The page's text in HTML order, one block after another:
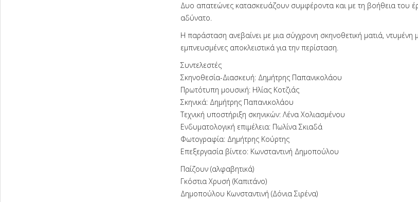
Δυο απατεώνες κατασκευάζουν συμφέροντα και με τη βοήθεια του
αδύνατο.
Η παράσταση ανεβαίνει με μια σύγχρονη σκηνοθετική ματιά, ντυμένη
εμπνευσμένες αποκλειστικά για την περίσταση.
Συντελεστές
Σκηνοθεσία-Διασκευή: Δημήτρης Παπανικολάου
Πρωτότυπη μουσική: Ηλίας Κοτζιάς
Σκηνικά: Δημήτρης Παπανικολάου
Τεχνική υποστήριξη σκηνικών: Λένα Χολιασμένου
Ενδυματολογική επιμέλεια: Πωλίνα Σκιαδά
Φωτογραφία: Δημήτρης Κούρτης
Επεξεργασία βίντεο: Κωνσταντινή Δημοπούλου
Παίζουν (αλφαβητικά)
Γκόστια Χρυσή (Καπιτάνο)
Δημοπούλου Κωνσταντινή (Δόνια Σιρένα)